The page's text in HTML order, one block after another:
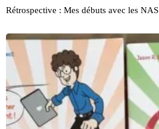
Rétrospective : Mes débuts avec les